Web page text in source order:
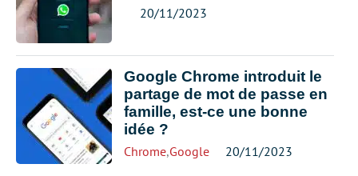
20/11/2023
Google Chrome introduit le
partage de mot de passe en
famille, est-ce une bonne
idée ?
Chrome,Google 20/11/2023